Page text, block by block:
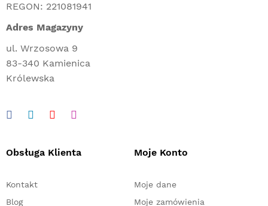
REGON: 221081941
Adres Magazyny
ul. Wrzosowa 9
83-340 Kamienica
Królewska
Obsługa Klienta
Kontakt
Blog
Moje Konto
Moje dane
Moje zamówienia